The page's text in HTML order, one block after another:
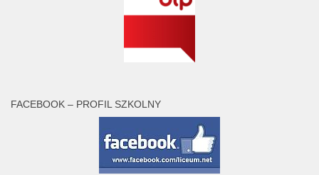
FACEBOOK – PROFIL SZKOLNY